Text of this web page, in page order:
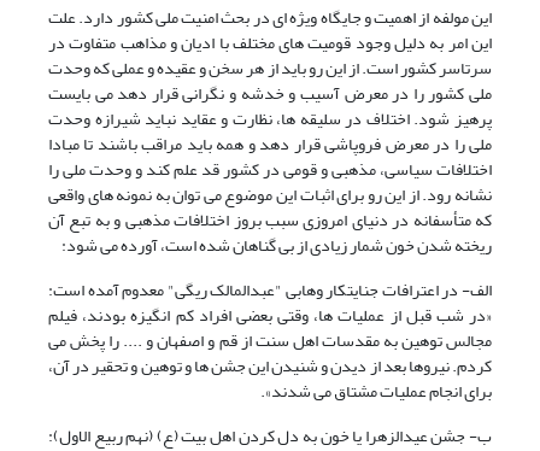
این مولفه از اهمیت و جایگاه ویژه ای در بحث امنیت ملی کشور دارد. علت
این امر به دلیل وجود قومیت های مختلف با ادیان و مذاهب متفاوت در
سرتاسر کشور است. از این رو باید از هر سخن و عقیده و عملی که وحدت
ملی کشور را در معرض آسیب و خدشه و نگرانی قرار دهد می بایست
پرهیز شود. اختلاف در سلیقه ها، نظارت و عقاید نباید شیرازه وحدت
ملی را در معرض فروپاشی قرار دهد و همه باید مراقب باشند تا مبادا
اختلافات سیاسی، مذهبی و قومی در کشور قد علم کند و وحدت ملی را
نشانه رود. از این رو برای اثبات این موضوع می توان به نمونه های واقعی
که متأسفانه در دنیای امروزی سبب بروز اختلافات مذهبی و به تبع آن
ریخته شدن خون شمار زیادی از بی گناهان شده است، آورده می شود:
الف- در اعترافات جنایتکار وهابی "عبدالمالک ریگی" معدوم آمده است:
«در شب قبل از عملیات ها، وقتی بعضی افراد کم انگیزه بودند، فیلم
مجالس توهین به مقدسات اهل سنت از قم و اصفهان و .... را پخش می
کردم. نیروها بعد از دیدن و شنیدن این جشن ها و توهین و تحقیر در آن،
برای انجام عملیات مشتاق می شدند».
ب- جشن عیدالزهرا یا خون به دل کردن اهل بیت (ع) (نهم ربیع الاول):